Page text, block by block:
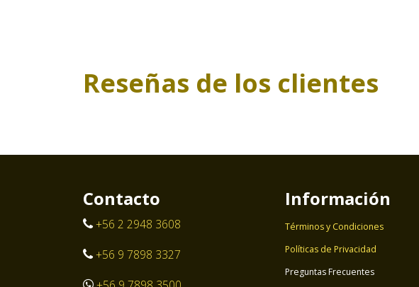
Reseñas de los clientes
Contacto
+56 2 2948 3608
+56 9 7898 3327
Información
Términos y Condiciones
Políticas de Privacidad
Preguntas Frecuentes